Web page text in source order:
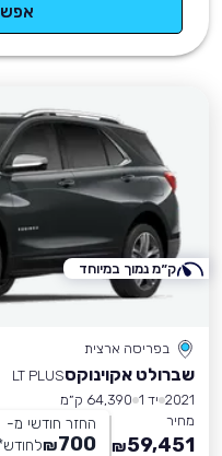
בפריסה ארצית
שברולט אקוינוקסLT PLUS
2021 יד 1
64,390 ק״מ
מחיר
59,451
₪
החזר חודשי מ-
700
₪לחודש
ק״מ נמוך במיוחד